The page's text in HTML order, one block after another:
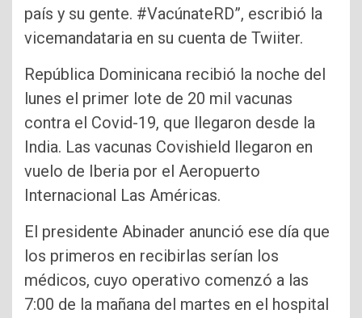
país y su gente. #VacúnateRD”, escribió la
vicemandataria en su cuenta de Twiiter.
República Dominicana recibió la noche del
lunes el pri­mer lote de 20 mil va­cunas
contra el Covid-19, que llegaron desde la
India. Las vacunas Covishield llegaron en
vuelo de Iberia por el Aeropuerto
Internacional Las Américas.
El presidente Abinader anunció ese día que
los primeros en re­cibirlas serían los
médicos, cuyo operativo comenzó a las
7:00 de la ma­ñana del martes en el hospital